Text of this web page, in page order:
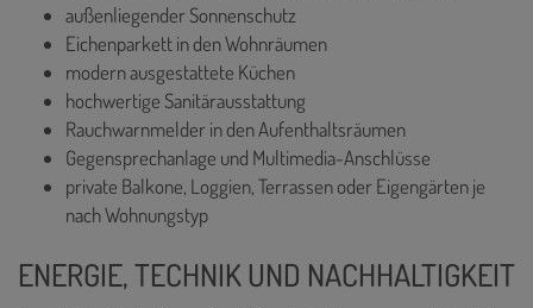
außenliegender Sonnenschutz
Eichenparkett in den Wohnräumen
modern ausgestattete Küchen
hochwertige Sanitärausstattung
Rauchwarnmelder in den Aufenthaltsräumen
Gegensprechanlage und Multimedia-Anschlüsse
private Balkone, Loggien, Terrassen oder Eigengärten je
nach Wohnungstyp
ENERGIE, TECHNIK UND NACHHALTIGKEIT